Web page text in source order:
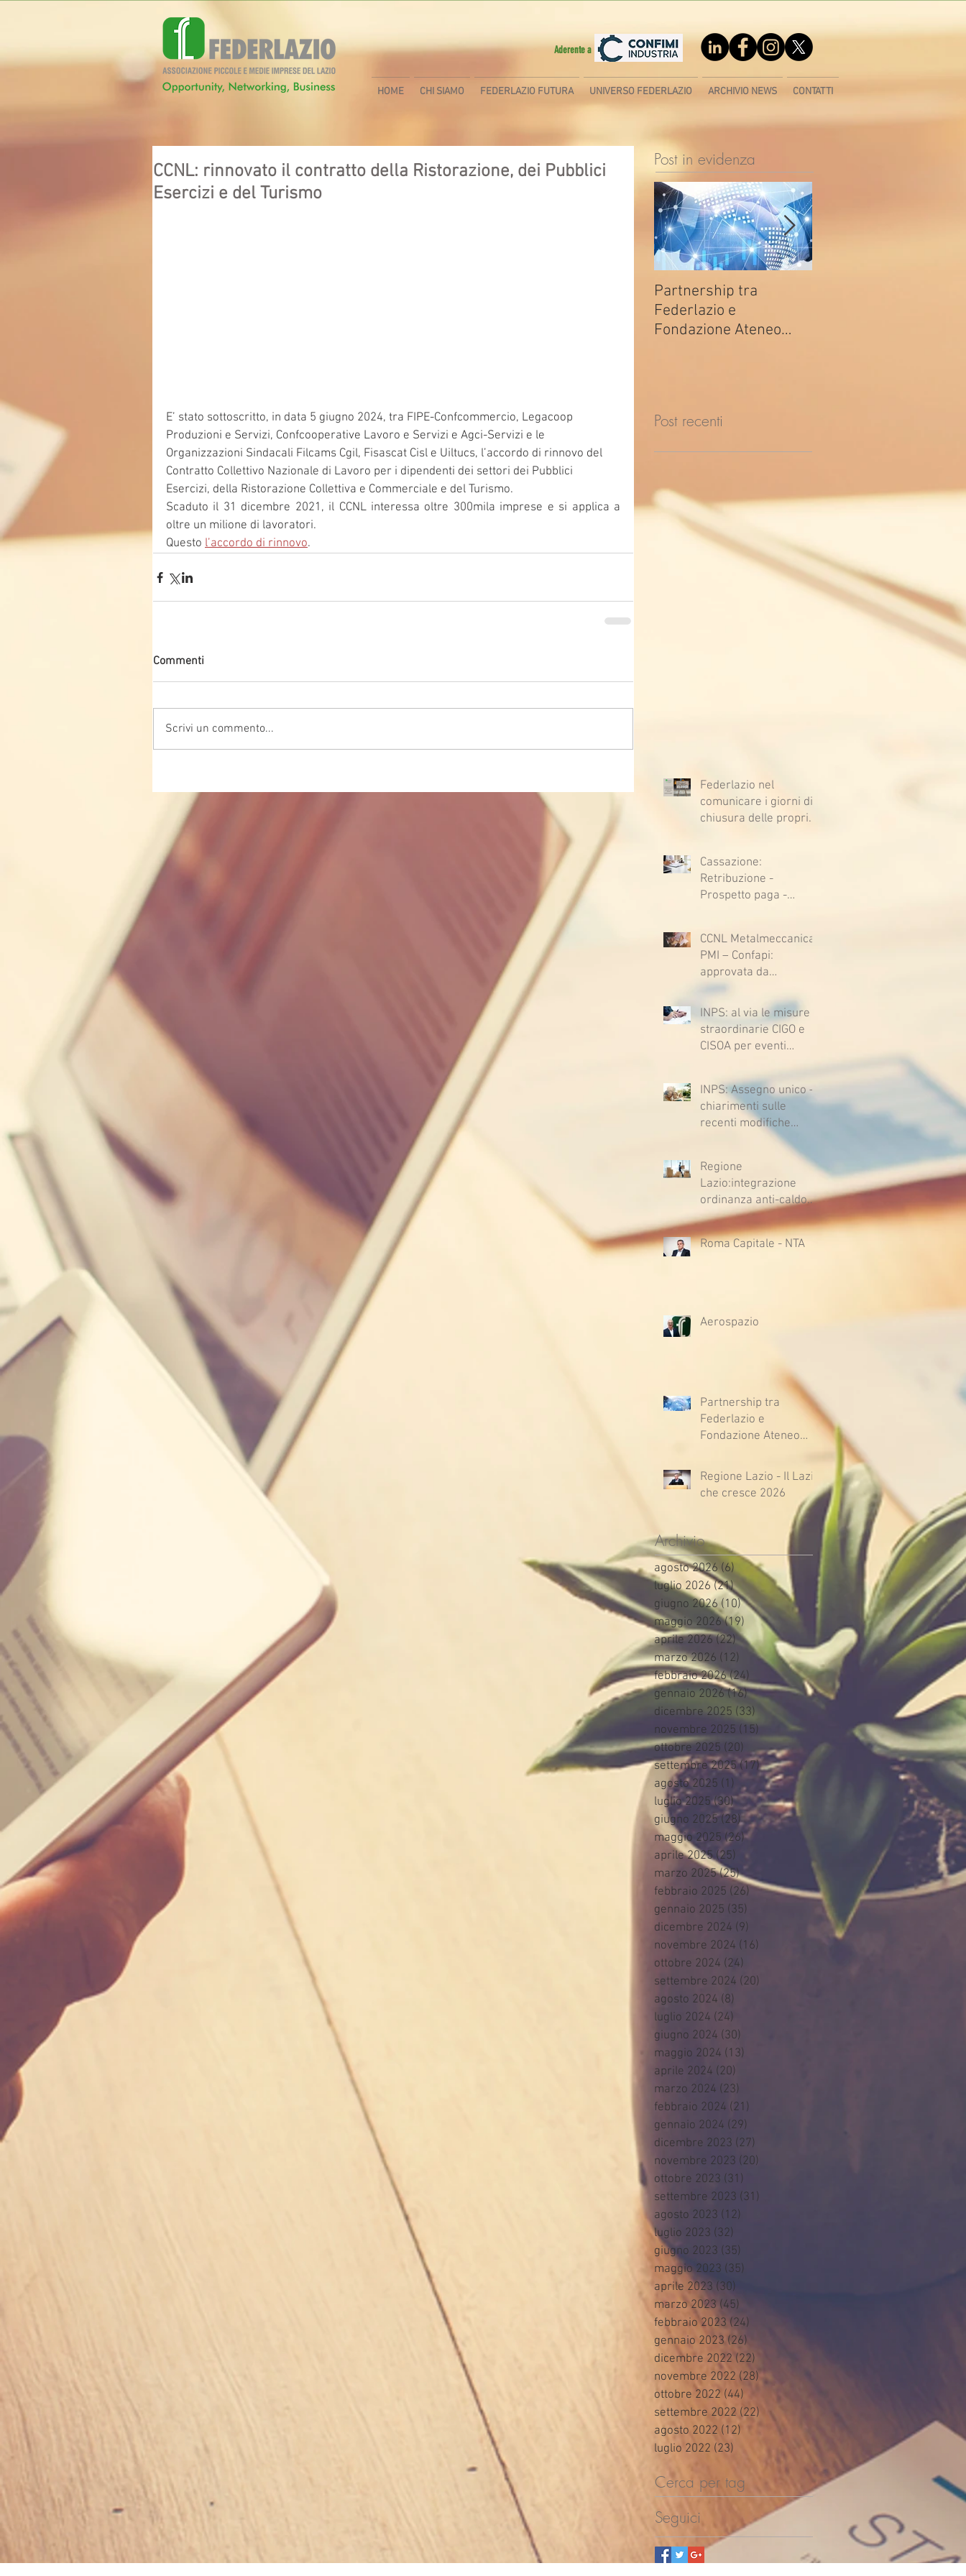
Aderente a
HOME CHI SIAMO FEDERLAZIO FUTURA UNIVERSO FEDERLAZIO ARCHIVIO NEWS CONTATTI
CCNL: rinnovato il contratto della Ristorazione, dei Pubblici
Esercizi e del Turismo
E’ stato sottoscritto, in data 5 giugno 2024, tra FIPE-Confcommercio, Legacoop
Produzioni e Servizi, Confcooperative Lavoro e Servizi e Agci-Servizi e le
Organizzazioni Sindacali Filcams Cgil, Fisascat Cisl e Uiltucs, l’accordo di rinnovo del
Contratto Collettivo Nazionale di Lavoro per i dipendenti dei settori dei Pubblici
Esercizi, della Ristorazione Collettiva e Commerciale e del Turismo.
Scaduto il 31 dicembre 2021, il CCNL interessa oltre 300mila imprese e si applica a
oltre un milione di lavoratori.
Questo l’accordo di rinnovo.
Commenti
Scrivi un commento...
Post in evidenza
Partnership tra
Federlazio e
Fondazione Ateneo
Post recenti
Federlazio nel
comunicare i giorni di
chiusura delle proprie
Cassazione:
Retribuzione -
Prospetto paga -
sfavore del datore di
lavoro - Prova legale -
Sussiste. (Cc, articoli
1362, 2697, 2730,
2732, 2734 e 2735)
CCNL Metalmeccanica
PMI – Confapi:
approvata da
l’ipotesi di accordo per
il rinnovo del CCNL
INPS: al via le misure
straordinarie CIGO e
CISOA per eventi
INPS: Assegno unico –
chiarimenti sulle
recenti modifiche
Regione
Lazio:integrazione
ordinanza anti-caldo
per l'estate 2026
Roma Capitale - NTA
Aerospazio
Partnership tra
Federlazio e
Fondazione Ateneo
Regione Lazio - Il Lazio
che cresce 2026
Archivio
agosto 2026 (6) 6 post
luglio 2026 (21)21 post
giugno 2026 (10)10 post
maggio 2026 (19) 19 post
aprile 2026 (22) 22 post
marzo 2026 (12) 12 post
febbraio 2026 (24) 24 post
gennaio 2026 (16)16 post
dicembre 2025 (33)
novembre 2025 (15) 15 post
ottobre 2025 (20) 20 post
settembre 2025 (17)17 post
agosto 2025 (1) 1 post
luglio 2025 (30)30 post
giugno 2025 (28)28 post
maggio 2025 (26)26 post
aprile 2025 (25) 25 post
marzo 2025 (25)25 post
febbraio 2025 (26) 26 post
gennaio 2025 (35)
dicembre 2024 (9)
novembre 2024 (16)
ottobre 2024 (24)
settembre 2024 (20)
agosto 2024 (8)
luglio 2024 (24)
giugno 2024 (30)
maggio 2024 (13)
aprile 2024 (20)
marzo 2024 (23)
febbraio 2024 (21)
gennaio 2024 (29)
dicembre 2023 (27)
novembre 2023 (20)
ottobre 2023 (31)
settembre 2023 (31)
agosto 2023 (12)
luglio 2023 (32)
giugno 2023 (35)
maggio 2023 (35)
aprile 2023 (30)
marzo 2023 (45)
febbraio 2023 (24)
gennaio 2023 (26)
dicembre 2022 (22)
novembre 2022 (28)28 post
ottobre 2022 (44) 44 post
settembre 2022 (22) 22 post
agosto 2022 (12) 12 post
luglio 2022 (23)
Cerca per tag
Seguici